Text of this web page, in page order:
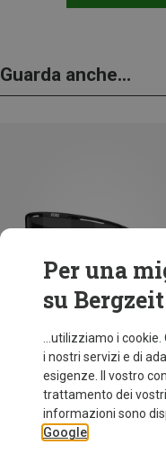
Guarda anche...
+11
ONE SIZE
Per una
su Bergzeit
...utilizziamo i
i nostri servizi e di
esigenze. Il vostro
trattamento dei
informazioni sono
Google